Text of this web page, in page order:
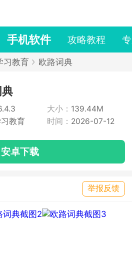
手机软件 攻略教程
习教育 欧路词典
大小： 139.44M
教育 时间： 2026-07-12
安卓下载
举报反馈